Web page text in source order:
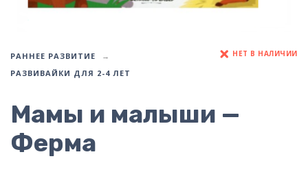
РАННЕЕ РАЗВИТИЕ
РАЗВИВАЙКИ ДЛЯ 2-4 ЛЕТ
НЕТ В НАЛИЧИИ
Мамы и малыши —
Ферма